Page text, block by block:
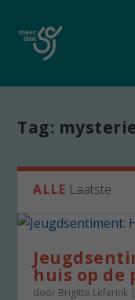
Tag:
ALLE Laatste
huis op de
door Brigitte Leferink